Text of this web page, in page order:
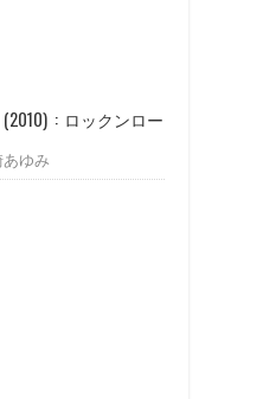
(2010) : ロックンロー
あゆみ